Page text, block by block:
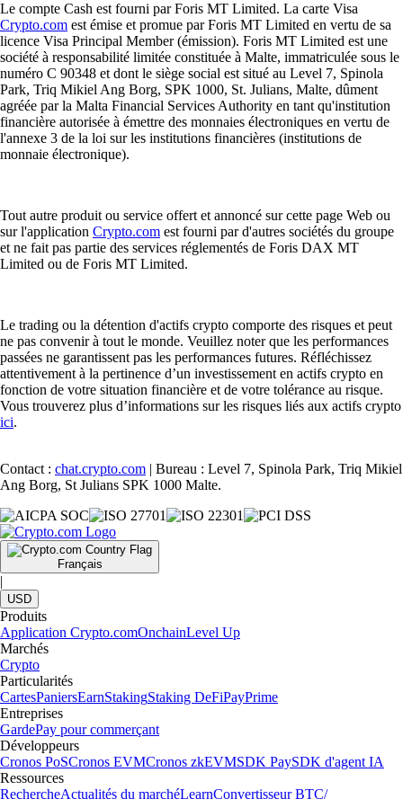
Le compte Cash est fourni par Foris MT Limited. La carte Visa
Crypto.com est émise et promue par Foris MT Limited en vertu de sa
licence Visa Principal Member (émission). Foris MT Limited est une
société à responsabilité limitée constituée à Malte, immatriculée sous le
numéro C 90348 et dont le siège social est situé au Level 7, Spinola
Park, Triq Mikiel Ang Borg, SPK 1000, St. Julians, Malte, dûment
agréée par la Malta Financial Services Authority en tant qu'institution
financière autorisée à émettre des monnaies électroniques en vertu de
l'annexe 3 de la loi sur les institutions financières (institutions de
monnaie électronique).
Tout autre produit ou service offert et annoncé sur cette page Web ou
sur l'application Crypto.com est fourni par d'autres sociétés du groupe
et ne fait pas partie des services réglementés de Foris DAX MT
Limited ou de Foris MT Limited.
Le trading ou la détention d'actifs crypto comporte des risques et peut
ne pas convenir à tout le monde. Veuillez noter que les performances
passées ne garantissent pas les performances futures. Réfléchissez
attentivement à la pertinence d’un investissement en actifs crypto en
fonction de votre situation financière et de votre tolérance au risque.
Vous trouverez plus d’informations sur les risques liés aux actifs crypto
ici.
Contact : chat.crypto.com | Bureau : Level 7, Spinola Park, Triq Mikiel
Ang Borg, St Julians SPK 1000 Malte.
Français
|
USD
Produits
Application Crypto.comOnchainLevel Up
Marchés
Crypto
Particularités
CartesPaniersEarnStakingStaking DeFiPayPrime
Entreprises
GardePay pour commerçant
Développeurs
Cronos PoSCronos EVMCronos zkEVMSDK PaySDK d'agent IA
Ressources
RechercheActualités du marchéLearnConvertisseur BTC/